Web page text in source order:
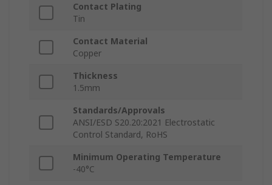
Contact Plating
Tin
Contact Material
Copper
Thickness
1.5mm
Standards/Approvals
ANSI/ESD S20.20:2021 Electrostatic
Control Standard, RoHS
Minimum Operating Temperature
-40°C